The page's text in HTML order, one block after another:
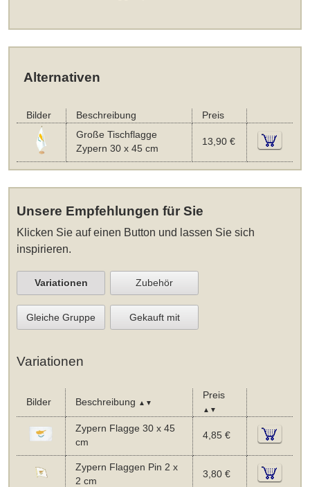
Alternativen
Bilder Beschreibung
Preis
Große Tischflagge
Zypern 30 x 45 cm
13,90 €
Unsere Empfehlungen für Sie
Klicken Sie auf einen Button und lassen Sie sich
inspirieren.
Variationen Zubehör
Gleiche Gruppe Gekauft mit
Variationen
Bilder Beschreibung ▲▼
Preis
▲▼
Zypern Flagge 30 x 45
cm
4,85 €
Zypern Flaggen Pin 2 x
2 cm
3,80 €